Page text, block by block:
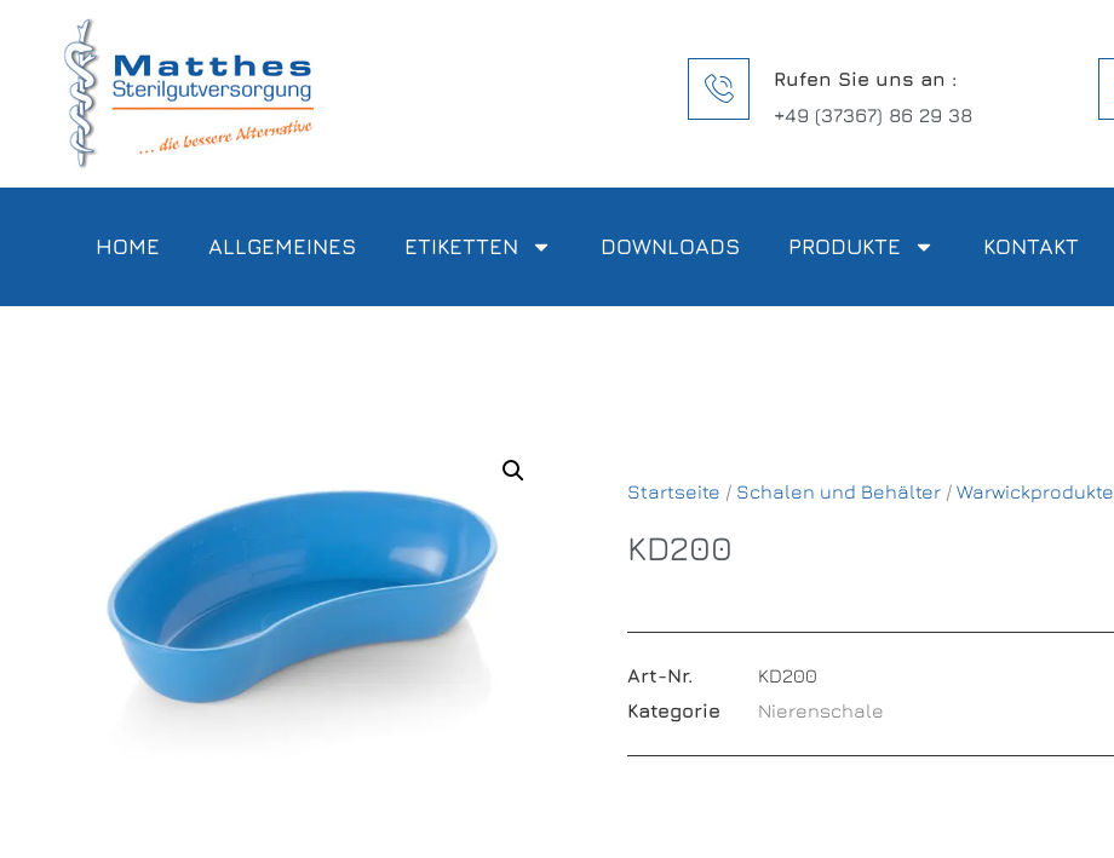
Rufen Sie uns an :
+49 (37367) 86 29 38
HOME ALLGEMEINES ETIKETTEN DOWNLOADS PRODUKTE KONTAKT
Startseite / Schalen und Behälter/ Warwickprodukte
KD200
Art-Nr.
KD200
Kategorie
Nierenschale